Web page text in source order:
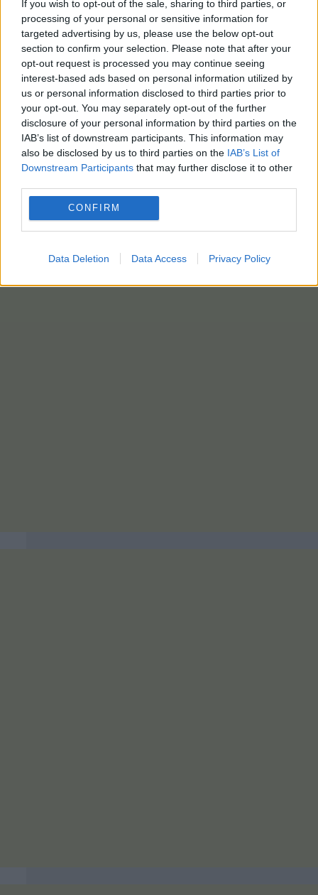
If you wish to opt-out of the sale, sharing to third parties, or
processing of your personal or sensitive information for
targeted advertising by us, please use the below opt-out
section to confirm your selection. Please note that after your
opt-out request is processed you may continue seeing
interest-based ads based on personal information utilized by
us or personal information disclosed to third parties prior to
your opt-out. You may separately opt-out of the further
disclosure of your personal information by third parties on the
IAB’s list of downstream participants. This information may
also be disclosed by us to third parties on the IAB’s List of
Downstream Participants that may further disclose it to other
CONFIRM
Data Deletion Data Access Privacy Policy
τους εμβολιασμούς ευάλωτων ειδών και τις
ασκήσεις για την εφαρμογή σχεδίων αντίδρασης.
Χθες οι αρχές είχαν ανακοινώσει ότι το
μεταναστευτικό καφέ σκούα, που βρέθηκε στο
εθνικό πάρκο Cape Le Grand National Park στη
Δυτική Αυστραλία, διεγνώσθη θετικό σε τεστ για
τον ιό και ότι ανέμεναν επιβεβαίωση της
διάγνωσης.